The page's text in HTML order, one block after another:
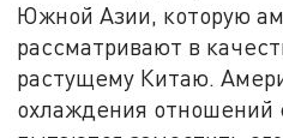
Южной Азии, которую
рассматривают в
растущему Китаю.
охлаждения отношений